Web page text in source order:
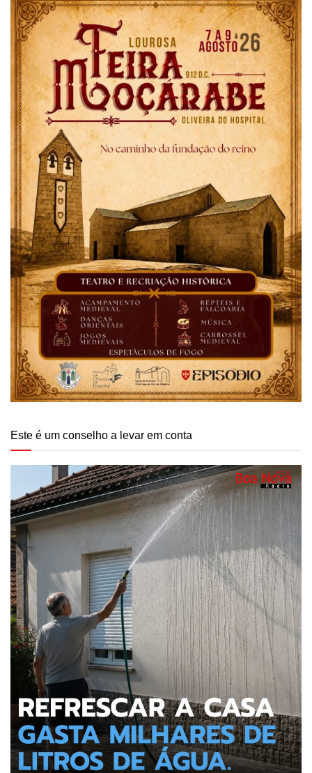
Este é um conselho a levar em conta